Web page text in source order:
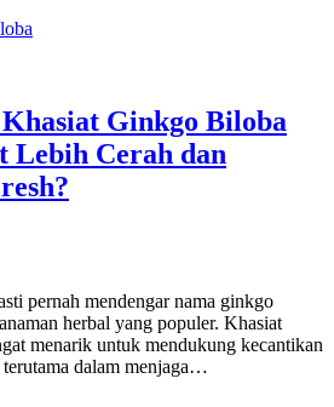
Ginkgo Biloba
Cerah dan
pernah mendengar nama ginkgo
herbal yang populer. Khasiat
menarik untuk mendukung kecantikan
terutama dalam menjaga…